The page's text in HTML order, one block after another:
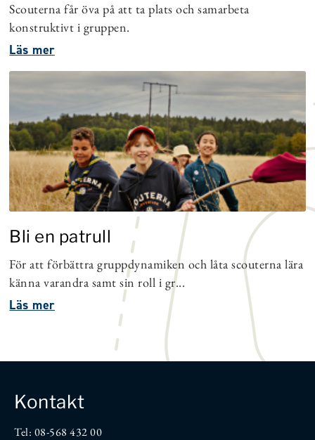
Scouterna får öva på att ta plats och samarbeta
konstruktivt i gruppen.
Läs mer
Bli en patrull
För att förbättra gruppdynamiken och låta scouterna lära
känna varandra samt sin roll i gr...
Läs mer
Kontakt
Tel: 08-568 432 00